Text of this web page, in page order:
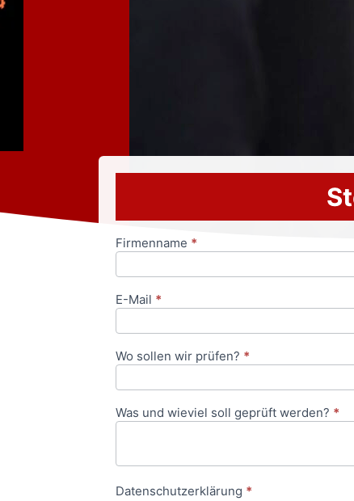
Anfrageformular
Firmenname *
E-Mail *
Wo sollen wir prüfen? *
Was und wieviel soll geprüft werden? *
Datenschutzerklärung *